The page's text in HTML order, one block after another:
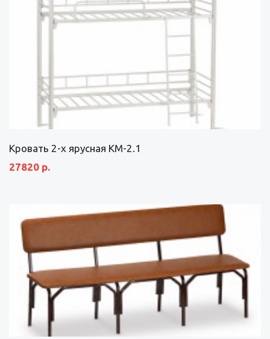
Кровать 2-х ярусная КМ-2.1
27820 р.